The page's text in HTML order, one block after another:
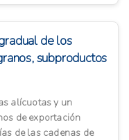
de los
subproductos
alícuotas y un
de exportación
de las cadenas de